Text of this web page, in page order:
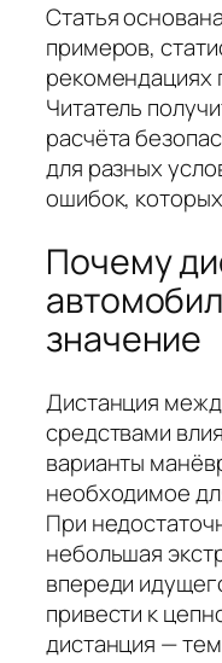
Статья
примеров,
рекомендациях
Читатель
расчёта
для разных
ошибок,
Почему
значение
Дистанция
средствами
варианты
необходимое
При
небольшая
впереди
привести к
дистанция —